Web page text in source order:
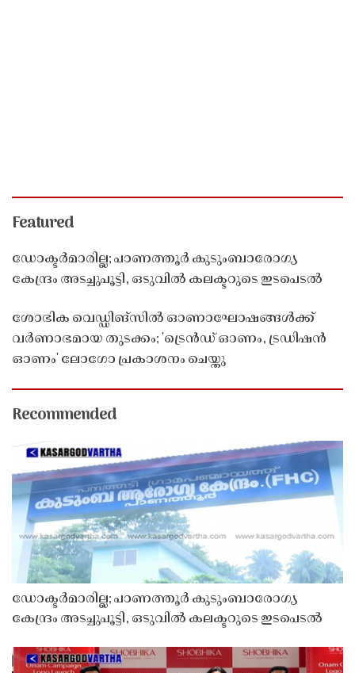
Featured
ഡോക്ടർമാരില്ല; പാണത്തൂർ കുടുംബാരോഗ്യ
കേന്ദ്രം അടച്ചുപൂട്ടി, ഒടുവിൽ കലക്ടറുടെ ഇടപെടൽ
ശോഭിക വെഡ്ഡിങ്സിൽ ഓണാഘോഷങ്ങൾക്ക്
വർണാഭമായ തുടക്കം; 'ട്രെൻഡ് ഓണം, ട്രഡിഷൻ
ഓണം' ലോഗോ പ്രകാശനം ചെയ്തു
Recommended
ഡോക്ടർമാരില്ല; പാണത്തൂർ കുടുംബാരോഗ്യ
കേന്ദ്രം അടച്ചുപൂട്ടി, ഒടുവിൽ കലക്ടറുടെ ഇടപെടൽ